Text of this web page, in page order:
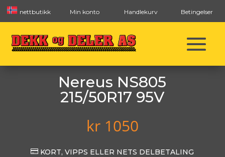
nettbutikk Min konto Handlekurv Betingelser
Nereus NS805
215/50R17 95V
kr1050
 KORT, VIPPS ELLER NETS DELBETALING